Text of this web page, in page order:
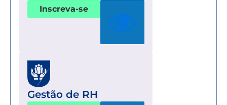
Inscreva-se
Gestão de RH